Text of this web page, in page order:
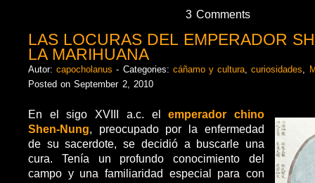
3 Comments
LAS LOCURAS DEL EMPERADOR
LA MARIHUANA
Autor:capocholanus - Categories: cáñamo y cultura,curiosidades,
Posted on September 2, 2010
En el sigo XVIII a.c. elemperador chino
Shen-Nung, preocupado por la enfermedad
de su sacerdote, se decidió a buscarle una
cura. Tenía un profundo conocimiento del
campo y una familiaridad especial para con